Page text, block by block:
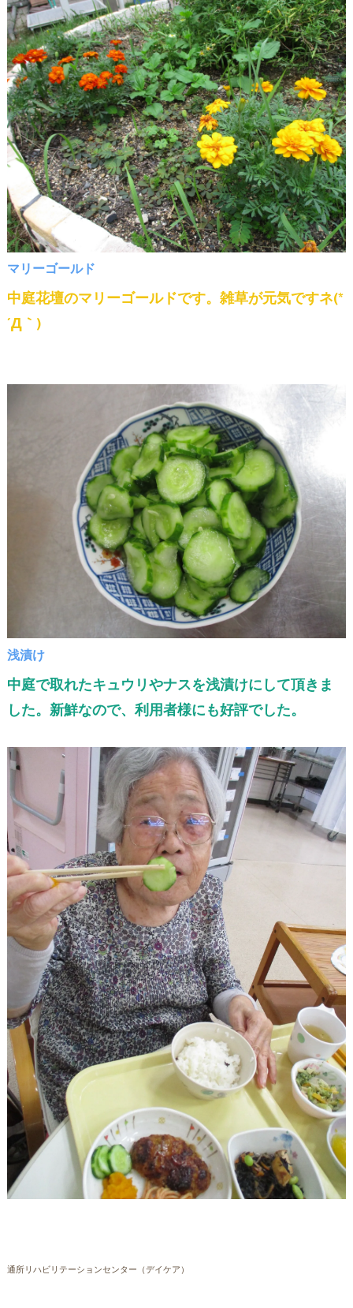
マリーゴールド
中庭花壇のマリーゴールドです。雑草が元気ですネ(*
´Д｀)
浅漬け
中庭で取れたキュウリやナスを浅漬けにして頂きま
した。新鮮なので、利用者様にも好評でした。
通所リハビリテーションセンター（デイケア）